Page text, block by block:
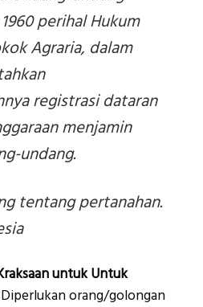
perihal Hukum
Agraria, dalam
registrasi dataran
menjamin
undang.
tentang pertanahan.
untuk Untuk
orang/golongan